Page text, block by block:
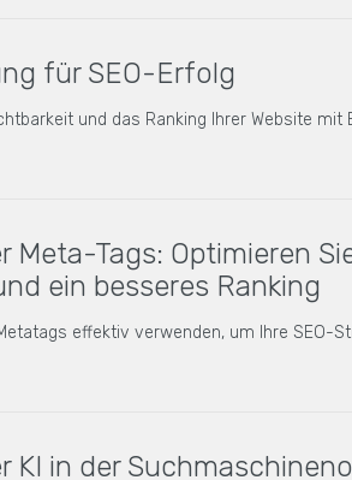
für SEO-Erfolg
und das Ranking Ihrer Website mit
Meta-Tags: Optimieren
ein besseres Ranking
effektiv verwenden, um Ihre SEO-
KI in der